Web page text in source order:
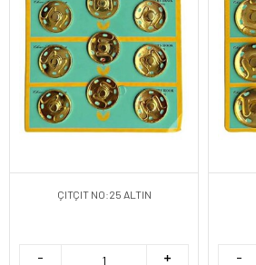
ÇITÇIT NO:25 ALTIN